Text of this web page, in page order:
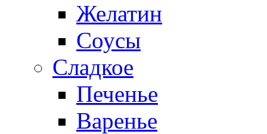
Желатин
Соусы
Сладкое
Печенье
Варенье